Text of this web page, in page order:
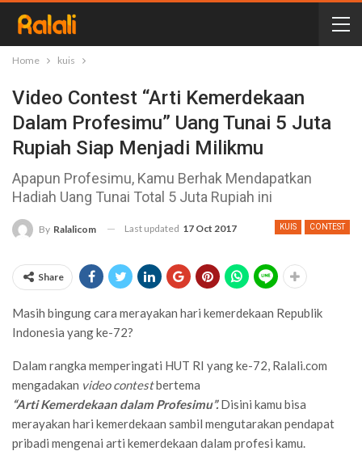
Home kuis
Video Contest “Arti Kemerdekaan
Dalam Profesimu” Uang Tunai 5 Juta
Rupiah Siap Menjadi Milikmu
Apapun Profesimu, Kamu Berhak Mendapatkan
Hadiah Uang Tunai Total 5 Juta Rupiah ini
KUIS CONTEST
By Ralalicom Last updated 17 Oct 2017
Share
Masih bingung cara merayakan hari kemerdekaan Republik
Indonesia yang ke-72?
Dalam rangka memperingati HUT RI yang ke-72, Ralali.com
mengadakan video contestbertema
“Arti Kemerdekaan dalam Profesimu”.Disini kamu bisa
merayakan hari kemerdekaan sambil mengutarakan pendapat
pribadi mengenai arti kemerdekaan dalam profesi kamu.